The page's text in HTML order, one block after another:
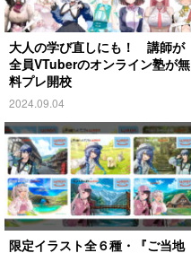
大人の学び直しにも！ 講師が
全員VTuberのオンライン塾が無
料プレ開校
2024.09.04
限定イラスト全６種・『ご当地